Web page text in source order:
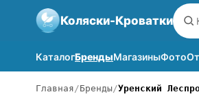
Коляски-Кроватки
КаталогБрендыМагазиныФото
Главная Бренды Уренский